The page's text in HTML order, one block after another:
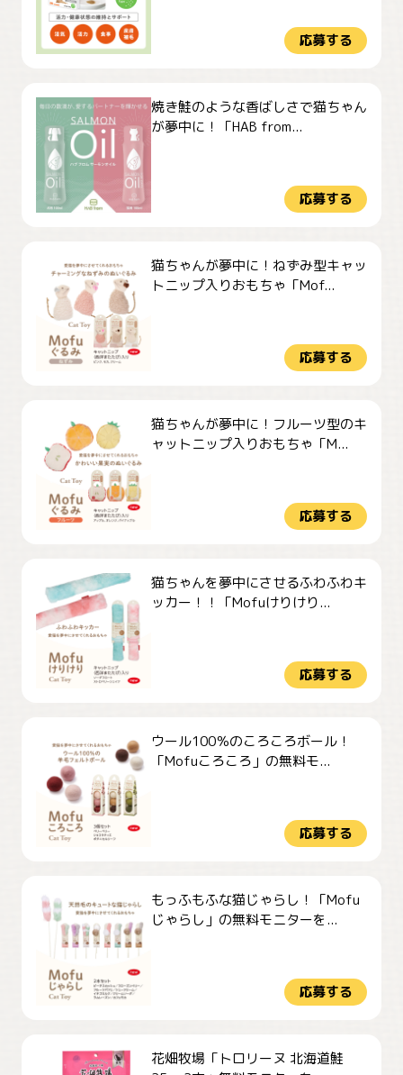
応募する
焼き鮭のような香ばしさで猫ちゃん
が夢中に！「HAB from...
応募する
猫ちゃんが夢中に！ねずみ型キャッ
トニップ入りおもちゃ「Mof...
応募する
猫ちゃんが夢中に！フルーツ型のキ
ャットニップ入りおもちゃ「M...
応募する
猫ちゃんを夢中にさせるふわふわキ
ッカー！！「Mofuけりけり...
応募する
ウール100％のころころボール！
「Mofuころころ」の無料モ...
応募する
もっふもふな猫じゃらし！「Mofu
じゃらし」の無料モニターを...
応募する
花畑牧場「トロリーヌ 北海道鮭